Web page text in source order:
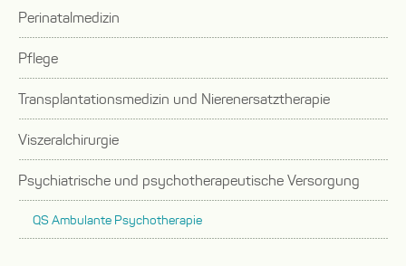
oder
auf-
oder
zuklappen
Perinatalmedizin
auf-
oder
zuklappen
Pflege
auf-
oder
Transplantationsmedizin und Nierenersatztherapie
auf-
oder
zuklappen
Viszeralchirurgie
Psychiatrische und psychotherapeutische Versorgung
QS Ambulante Psychotherapie